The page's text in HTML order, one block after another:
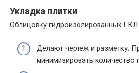
Укладка плитки
Облицовку гидроизолированных
Делают чертеж и разметку.
минимизировать количество